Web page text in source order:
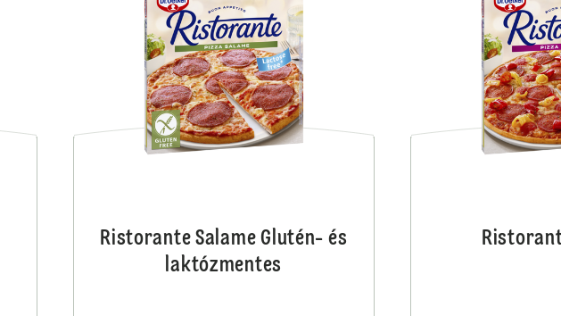
Ristorante Salame Glutén- és
laktózmentes